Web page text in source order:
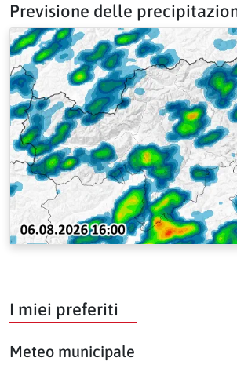
Previsione delle
I miei preferiti
Meteo municipale